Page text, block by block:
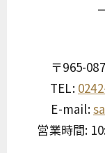
〒965-
TEL:
E-mail:
営業時間: